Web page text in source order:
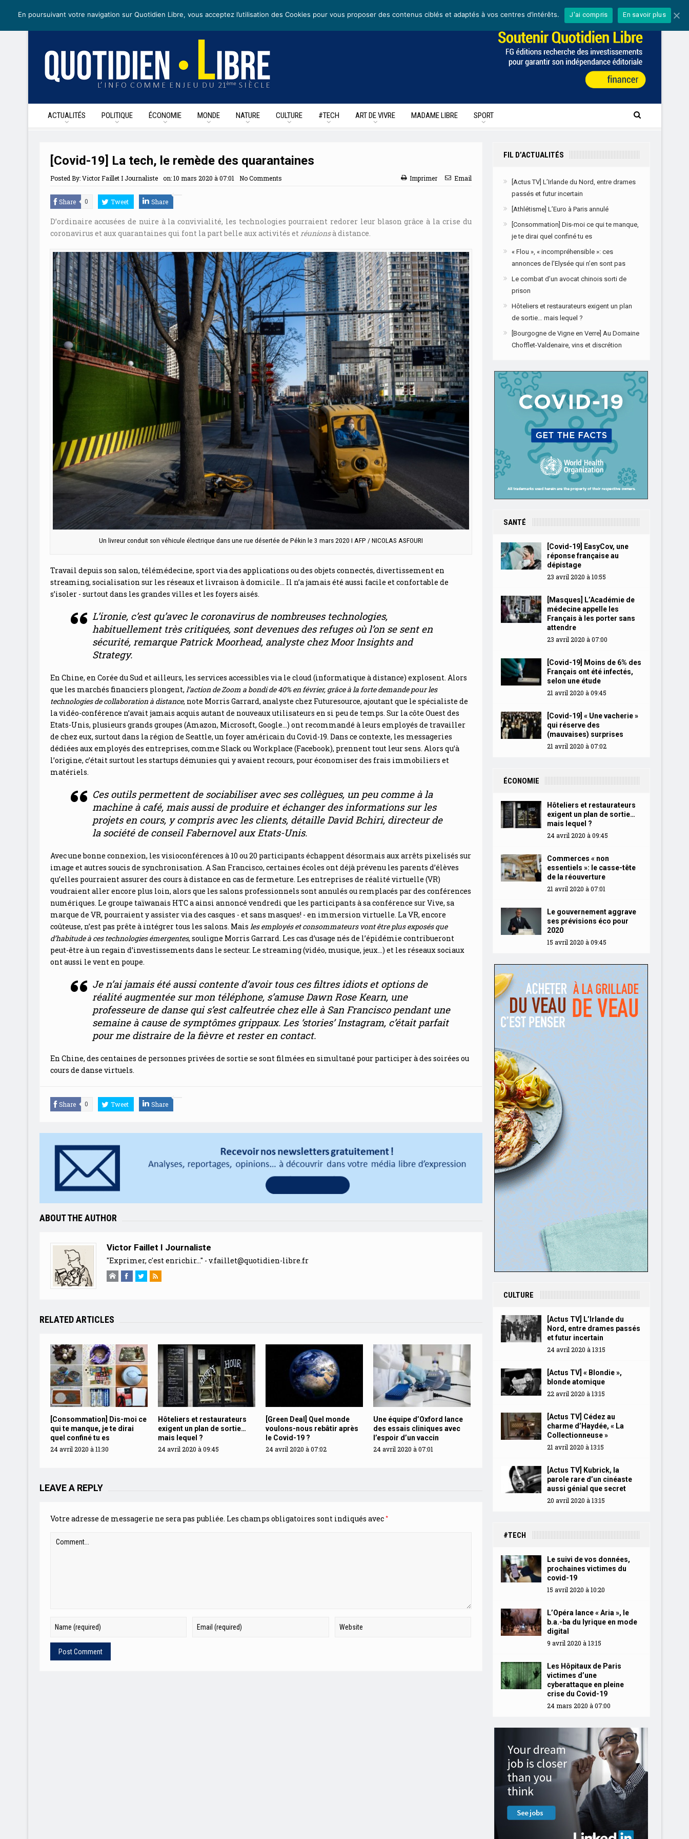
samedi 25 avril 2020 I Édition de la journéeRecevoir nos newsletters• Nous suivre sur les reseaux sociaux
ACTUALITÉS POLITIQUE ÉCONOMIE MONDE NATURE CULTURE #TECH ART DE VIVRE MADAME LIBRE SPORT
[Covid-19] La tech, le remède des quarantaines
Posted By:Victor Faillet I Journaliste on:10 mars 2020 à 07:01 No Comments Imprimer Email
Share 0 Tweet Share
D’ordinaire accusées de nuire à la convivialité, les technologies pourraient redorer leur blason grâce à la crise du
coronavirus et aux quarantaines qui font la part belle aux activités etréunionsà distance.
Un livreur conduit son véhicule électrique dans une rue désertée de Pékin le 3 mars 2020 I AFP / NICOLAS ASFOURI
Travail depuis son salon, télémédecine, sport via des applications ou des objets connectés, divertissement en
streaming, socialisation sur les réseaux et livraison à domicile… Il n’a jamais été aussi facile et confortable de
s’isoler - surtout dans les grandes villes et les foyers aisés.
L’ironie, c’est qu’avec le coronavirus de nombreuses technologies,
habituellement très critiquées, sont devenues des refuges où l’on se sent en
sécurité, remarque Patrick Moorhead, analyste chez Moor Insights and
Strategy.
En Chine, en Corée du Sud et ailleurs, les services accessibles via le cloud (informatique à distance) explosent. Alors
que les marchés financiers plongent, l’action de Zoom a bondi de 40% en février, grâce à la forte demande pour les
technologies de collaboration à distance, note Morris Garrard, analyste chez Futuresource, ajoutant que le spécialiste de
la vidéo-conférence n’avait jamais acquis autant de nouveaux utilisateurs en si peu de temps. Sur la côte Ouest des
Etats-Unis, plusieurs grands groupes (Amazon, Microsoft, Google…) ont recommandé à leurs employés de travailler
de chez eux, surtout dans la région de Seattle, un foyer américain du Covid-19. Dans ce contexte, les messageries
dédiées aux employés des entreprises, comme Slack ou Workplace (Facebook), prennent tout leur sens. Alors qu’à
l’origine, c’était surtout les startups démunies qui y avaient recours, pour économiser des frais immobiliers et
matériels.
Ces outils permettent de sociabiliser avec ses collègues, un peu comme à la
machine à café, mais aussi de produire et échanger des informations sur les
projets en cours, y compris avec les clients, détaille David Bchiri, directeur de
la société de conseil Fabernovel aux Etats-Unis.
Avec une bonne connexion, les visioconférences à 10 ou 20 participants échappent désormais aux arrêts pixelisés sur
image et autres soucis de synchronisation. A San Francisco, certaines écoles ont déjà prévenu les parents d’élèves
qu’elles pourraient assurer des cours à distance en cas de fermeture. Les entreprises de réalité virtuelle (VR)
voudraient aller encore plus loin, alors que les salons professionnels sont annulés ou remplacés par des conférences
numériques. Le groupe taïwanais HTC a ainsi annoncé vendredi que les participants à sa conférence sur Vive, sa
marque de VR, pourraient y assister via des casques - et sans masques! - en immersion virtuelle. La VR, encore
coûteuse, n’est pas prête à intégrer tous les salons. Mais les employés et consommateurs vont être plus exposés que
d’habitude à ces technologies émergentes, souligne Morris Garrard. Les cas d’usage nés de l’épidémie contribueront
peut-être à un regain d’investissements dans le secteur. Le streaming (vidéo, musique, jeux…) et les réseaux sociaux
ont aussi le vent en poupe.
Je n’ai jamais été aussi contente d’avoir tous ces filtres idiots et options de
réalité augmentée sur mon téléphone, s’amuse Dawn Rose Kearn, une
professeure de danse qui s’est calfeutrée chez elle à San Francisco pendant une
semaine à cause de symptômes grippaux. Les ‘stories’ Instagram, c’était parfait
pour me distraire de la fièvre et rester en contact.
En Chine, des centaines de personnes privées de sortie se sont filmées en simultané pour participer à des soirées ou
cours de danse virtuels.
Share 0 Tweet Share
ABOUT THE AUTHOR
Victor Faillet I Journaliste
"Exprimer, c'est enrichir..." - v.faillet@quotidien-libre.fr
RELATED ARTICLES
[Consommation] Dis-moi ce
qui te manque, je te dirai
quel confiné tu es
24 avril 2020 à 11:30
Hôteliers et restaurateurs
exigent un plan de sortie…
mais lequel ?
24 avril 2020 à 09:45
[Green Deal] Quel monde
voulons-nous rebâtir après
le Covid-19 ?
24 avril 2020 à 07:02
Une équipe d’Oxford lance
des essais cliniques avec
l’espoir d’un vaccin
24 avril 2020 à 07:01
LEAVE A REPLY
Votre adresse de messagerie ne sera pas publiée. Les champs obligatoires sont indiqués avec*
FIL D’ACTUALITÉS
[Actus TV] L’Irlande du Nord, entre drames
passés et futur incertain
[Athlétisme] L’Euro à Paris annulé
[Consommation] Dis-moi ce qui te manque,
je te dirai quel confiné tu es
« Flou », « incompréhensible »: ces
annonces de l’Elysée qui n’en sont pas
Le combat d’un avocat chinois sorti de
prison
Hôteliers et restaurateurs exigent un plan
de sortie… mais lequel ?
[Bourgogne de Vigne en Verre] Au Domaine
Chofflet-Valdenaire, vins et discrétion
SANTÉ
[Covid-19] EasyCov, une
réponse française au
dépistage
23 avril 2020 à 10:55
[Masques] L’Académie de
médecine appelle les
Français à les porter sans
attendre
23 avril 2020 à 07:00
[Covid-19] Moins de 6% des
Français ont été infectés,
selon une étude
21 avril 2020 à 09:45
[Covid-19] « Une vacherie »
qui réserve des
(mauvaises) surprises
21 avril 2020 à 07:02
ÉCONOMIE
Hôteliers et restaurateurs
exigent un plan de sortie…
mais lequel ?
24 avril 2020 à 09:45
Commerces « non
essentiels »: le casse-tête
de la réouverture
21 avril 2020 à 07:01
Le gouvernement aggrave
ses prévisions éco pour
2020
15 avril 2020 à 09:45
CULTURE
[Actus TV] L’Irlande du
Nord, entre drames passés
et futur incertain
24 avril 2020 à 13:15
[Actus TV] « Blondie »,
blonde atomique
22 avril 2020 à 13:15
[Actus TV] Cédez au
charme d’Haydée, « La
Collectionneuse »
21 avril 2020 à 13:15
[Actus TV] Kubrick, la
parole rare d’un cinéaste
aussi génial que secret
20 avril 2020 à 13:15
#TECH
Le suivi de vos données,
prochaines victimes du
covid-19
15 avril 2020 à 10:20
L’Opéra lance « Aria », le
b.a.-ba du lyrique en mode
digital
9 avril 2020 à 13:15
Les Hôpitaux de Paris
victimes d’une
cyberattaque en pleine
crise du Covid-19
24 mars 2020 à 07:00
En poursuivant votre navigation sur Quotidien Libre, vous acceptez l’utilisation des Cookies pour vous proposer des contenus ciblés et adaptés à vos centres d’intérêts. J'ai compris En savoir plus